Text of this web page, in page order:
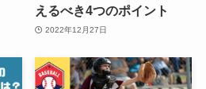
えるべき4つのポイント
2022年12月27日